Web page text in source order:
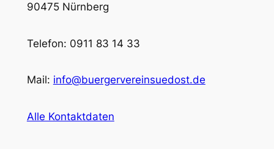
90475 Nürnberg
Telefon: 0911 83 14 33
Mail: info@buergervereinsuedost.de
Alle Kontaktdaten